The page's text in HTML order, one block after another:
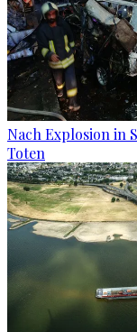
Nach Explosion in
Toten